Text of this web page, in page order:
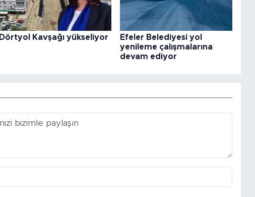
Dörtyol Kavşağı yükseliyor
Efeler Belediyesi yol
yenileme çalışmalarına
devam ediyor